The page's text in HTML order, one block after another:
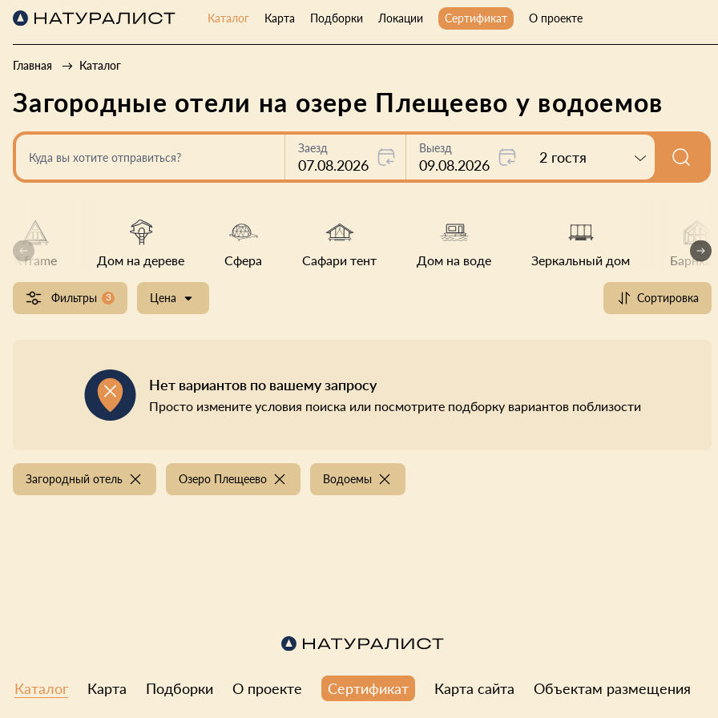
Каталог Карта Подборки Локации Сертификат О проекте
Главная Каталог
Загородные отели на озере Плещеево у водоемов
Куда вы хотите отправиться?
Заезд
07.08.2026
Выезд
09.08.2026 2 гостя
A frame Дом на дереве Сфера Сафари тент Дом на воде Зеркальный дом Барнхауз
Фильтры 3 Цена Сортировка
Нет вариантов по вашему запросу
Просто измените условия поиска или посмотрите подборку вариантов поблизости
Загородный отель Озеро Плещеево Водоемы
Каталог Карта Подборки О проекте Сертификат Карта сайта Объектам размещения